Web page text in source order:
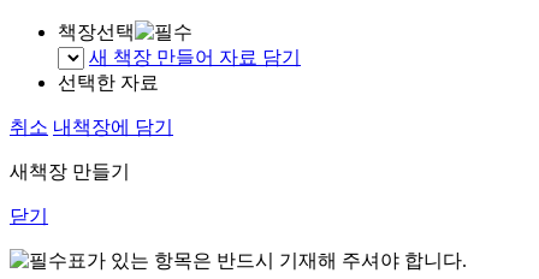
책장선택
새 책장 만들어 자료 담기
선택한 자료
취소 내책장에 담기
새책장 만들기
닫기
표가 있는 항목은 반드시 기재해 주셔야 합니다.